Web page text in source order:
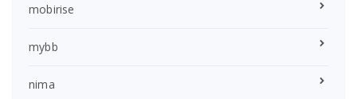
mobirise
mybb
nima